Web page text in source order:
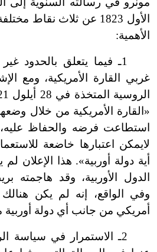
الأول 1823 عن ثلاث نقاط
الأهمية:
1ـ فيما يتعلق بالحدود
غربي القارة الأمريكية، ومع
«القارة الأمريكية من خلال
استطاعت فرضه والحفاظ
لايمكن اعتبارها خاضعة
أية دولة أوربية». هذا الإعلان
الدول الأوربية، وقد هاجمته
وفي الواقع، إنه لم يكن
أمريكي من جانب أي دولة أوربية
2ـ الاستمرار في سياسة